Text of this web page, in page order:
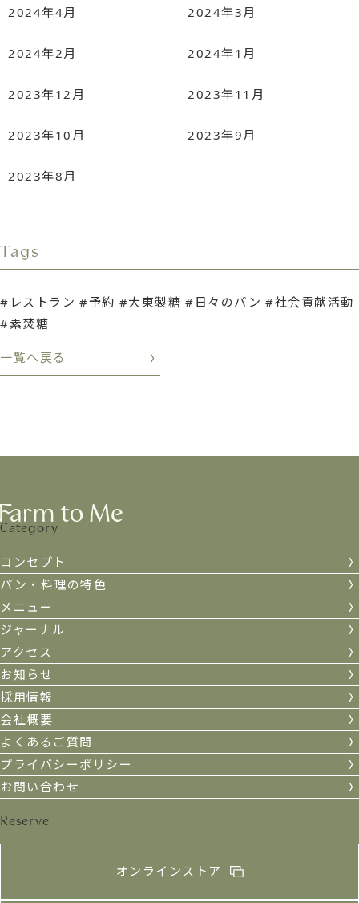
2024年4月 2024年3月
2024年2月 2024年1月
2023年12月 2023年11月
2023年10月 2023年9月
2023年8月
Tags
レストラン 予約 大東製糖 日々のパン
社会貢献活動
素焚糖
一覧へ戻る
Category
コンセプト
パン・料理の特色
メニュー
ジャーナル
アクセス
お知らせ
採用情報
会社概要
よくあるご質問
プライバシーポリシー
お問い合わせ
Reserve
オンラインストア